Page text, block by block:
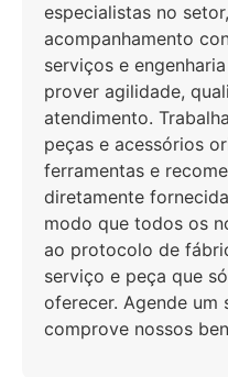
especialistas no
acompanhamento
serviços e
prover agilidade,
atendimento.
peças e acessórios
ferramentas e
diretamente
modo que todos os
ao protocolo de
serviço e peça que
oferecer. Agende um
comprove nossos